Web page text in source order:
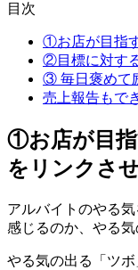
目次
①お店が目指
②目標に対す
③ 毎日褒めて
売上報告もで
①お店が目
をリンクさ
アルバイトのやる
感じるのか、やる
やる気の出る「ツ